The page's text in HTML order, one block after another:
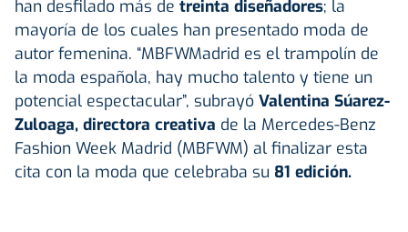
han desfilado más de treinta diseñadores; la
mayoría de los cuales han presentado moda de
autor femenina. “MBFWMadrid es el trampolín de
la moda española, hay mucho talento y tiene un
potencial espectacular”, subrayó Valentina Súarez-
Zuloaga, directora creativa de la Mercedes-Benz
Fashion Week Madrid (MBFWM) al finalizar esta
cita con la moda que celebraba su 81 edición.